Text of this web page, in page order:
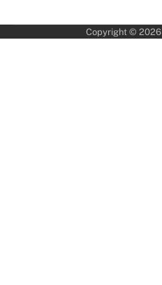
Copyright © 2026